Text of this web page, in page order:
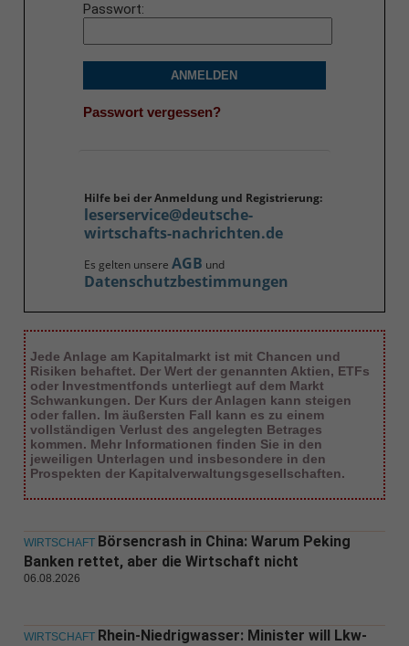
Passwort
ANMELDEN
Passwort vergessen?
Hilfe bei der Anmeldung und Registrierung:
leserservice@deutsche-
wirtschafts-nachrichten.de
Es gelten unsere AGB und
Datenschutzbestimmungen
Jede Anlage am Kapitalmarkt ist mit Chancen und
Risiken behaftet. Der Wert der genannten Aktien, ETFs
oder Investmentfonds unterliegt auf dem Markt
Schwankungen. Der Kurs der Anlagen kann steigen
oder fallen. Im äußersten Fall kann es zu einem
vollständigen Verlust des angelegten Betrages
kommen. Mehr Informationen finden Sie in den
jeweiligen Unterlagen und insbesondere in den
Prospekten der Kapitalverwaltungsgesellschaften.
WIRTSCHAFT Börsencrash in China: Warum Peking
Banken rettet, aber die Wirtschaft nicht
06.08.2026
WIRTSCHAFT Rhein-Niedrigwasser: Minister will Lkw-